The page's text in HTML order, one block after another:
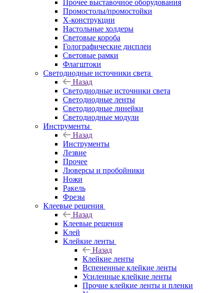
Прочее выставочное оборудования
Промостолы/промостойки
Х-конструкции
Настольные холдеры
Световые короба
Голографические дисплеи
Световые рамки
Флагштоки
Светодиодные источники света
Назад
Светодиодные источники света
Светодиодные ленты
Светодиодные линейки
Светодиодные модули
Инструменты
Назад
Инструменты
Лезвие
Прочее
Люверсы и пробойники
Ножи
Ракель
Фрезы
Клеевые решения
Назад
Клеевые решения
Клей
Клейкие ленты
Назад
Клейкие ленты
Вспененные клейкие ленты
Усиленные клейкие ленты
Прочие клейкие ленты и пленки